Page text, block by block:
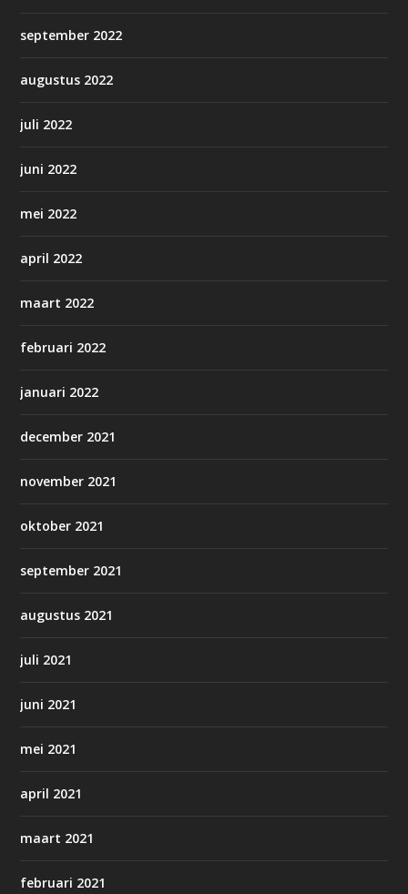
september 2022
augustus 2022
juli 2022
juni 2022
mei 2022
april 2022
maart 2022
februari 2022
januari 2022
december 2021
november 2021
oktober 2021
september 2021
augustus 2021
juli 2021
juni 2021
mei 2021
april 2021
maart 2021
februari 2021